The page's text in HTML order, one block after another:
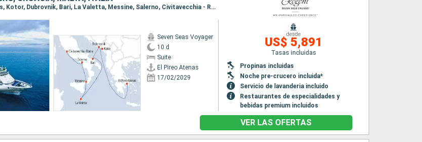
Itinerario : El Pireo Atenas, Kotor, Dubrovnik, Bari, La Valetta, Messine, Salerno, Civitavecchia - Roma
Seven Seas Voyager
10 d
Suite
El Pireo Atenas
17/02/2029
desde
US$ 5,891
Tasas incluidas
Propinas incluidas
Noche pre-crucero incluida*
Servicio de lavanderia incluido
Restaurantes de especialidades y
bebidas premium incluidos
VER LAS OFERTAS